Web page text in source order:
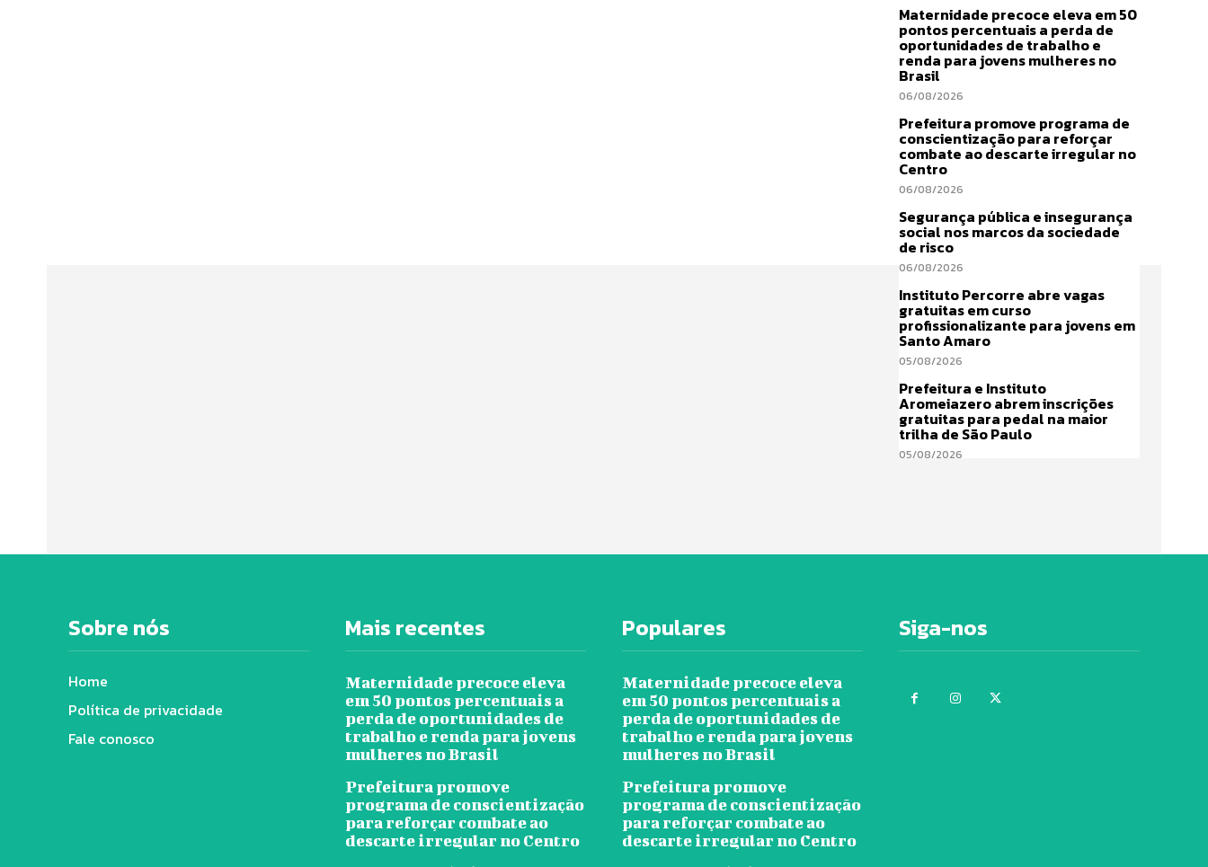
Maternidade precoce eleva em 50
pontos percentuais a perda de
oportunidades de trabalho e
renda para jovens mulheres no
Brasil
06/08/2026
Prefeitura promove programa de
conscientização para reforçar
combate ao descarte irregular no
Centro
06/08/2026
Segurança pública e insegurança
social nos marcos da sociedade
de risco
06/08/2026
Instituto Percorre abre vagas
gratuitas em curso
profissionalizante para jovens em
Santo Amaro
05/08/2026
Prefeitura e Instituto
Aromeiazero abrem inscrições
gratuitas para pedal na maior
trilha de São Paulo
05/08/2026
Sobre nós
Home
Política de privacidade
Fale conosco
Mais recentes
Maternidade precoce eleva
em 50 pontos percentuais a
perda de oportunidades de
trabalho e renda para jovens
mulheres no Brasil
Prefeitura promove
programa de conscientização
para reforçar combate ao
descarte irregular no Centro
Populares
Maternidade precoce eleva
em 50 pontos percentuais a
perda de oportunidades de
trabalho e renda para jovens
mulheres no Brasil
Prefeitura promove
programa de conscientização
para reforçar combate ao
descarte irregular no Centro
Siga-nos